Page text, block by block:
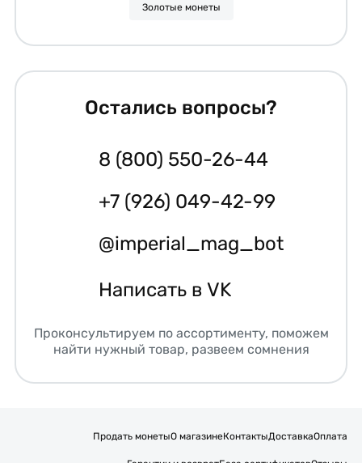
Золотые монеты
Остались вопросы?
8 (800) 550-26-44
+7 (926) 049-42-99
@imperial_mag_bot
Написать в VK
Проконсультируем по ассортименту, поможем
найти нужный товар, развеем сомнения
Продать монетыО магазинеКонтактыДоставкаОплата